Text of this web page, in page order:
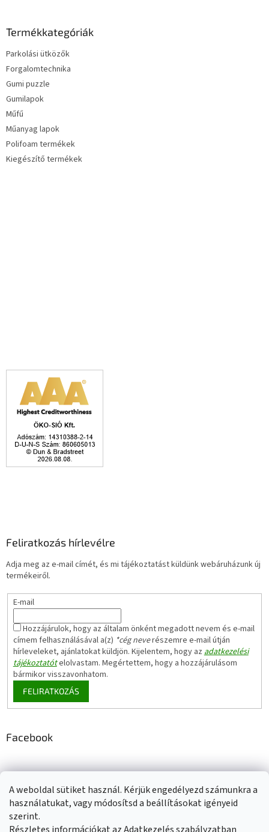
A weboldal sütiket használ. Kérjük engedélyezd számunkra a
használatukat, vagy módosítsd a beállításokat igényeid
szerint.
Termékkategóriák
Parkolási ütközők
Forgalomtechnika
Gumi puzzle
Gumilapok
Műfű
Műanyag lapok
Polifoam termékek
Kiegészítő termékek
Feliratkozás hírlevélre
Adja meg az e-mail címét, és mi tájékoztatást küldünk webáruházunk új
termékeiről.
E-mail
Hozzájárulok, hogy az általam önként megadott nevem és e-mail
címem felhasználásával a(z) *cég neverészemre e-mail útján
hírleveleket, ajánlatokat küldjön. Kijelentem, hogy az adatkezelési
tájékoztatótelolvastam. Megértettem, hogy a hozzájárulásom
bármikor visszavonhatom.
FELIRATKOZÁS
Facebook
Adatkezelési tájékoztató Elérhetőségeink Impresszum
Üzleti feltételek (ÁSZF) Jótállási tájékoztató